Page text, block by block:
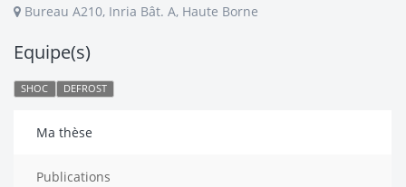
Bureau A210, Inria Bât. A, Haute Borne
Equipe(s)
SHOC DEFROST
Ma thèse
Publications